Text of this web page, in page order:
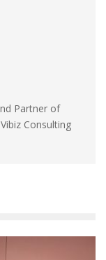
Partner of
Consulting